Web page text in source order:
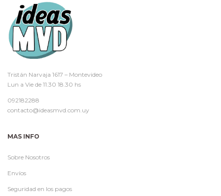
Tristán Narvaja 1617 – Montevideo
Lun a Vie de 11.30 18.30 hs
092182288
contacto@ideasmvd.com.uy
MAS INFO
Sobre Nosotros
Envíos
Seguridad en los pagos